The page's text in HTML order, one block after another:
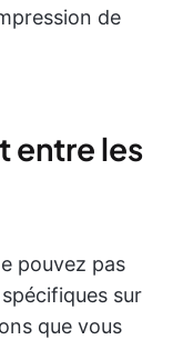
de
entre les
pouvez pas
sur
que vous